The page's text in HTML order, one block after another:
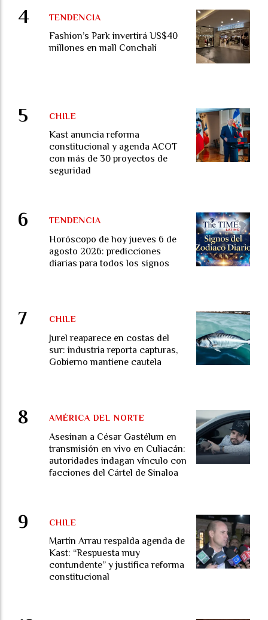
Fashion’s Park invertirá US$40
millones en mall Conchalí
TENDENCIA
Kast anuncia reforma
constitucional y agenda ACOT
con más de 30 proyectos de
seguridad
CHILE
Horóscopo de hoy jueves 6 de
agosto 2026: predicciones
diarias para todos los signos
TENDENCIA
Jurel reaparece en costas del
sur: industria reporta capturas,
Gobierno mantiene cautela
CHILE
Asesinan a César Gastélum en
transmisión en vivo en Culiacán:
autoridades indagan vínculo con
facciones del Cártel de Sinaloa
AMÉRICA DEL NORTE
Martín Arrau respalda agenda de
Kast: “Respuesta muy
contundente” y justifica reforma
constitucional
CHILE